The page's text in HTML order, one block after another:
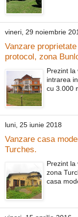
vineri, 29 noiembrie
Vanzare
protocol, zona
Prezint la
intrarea
cu 3.000
luni, 25 iunie 2018
Vanzare casa
Turches.
Prezint la
zona
casa